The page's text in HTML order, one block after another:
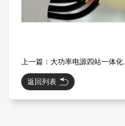
返回列表